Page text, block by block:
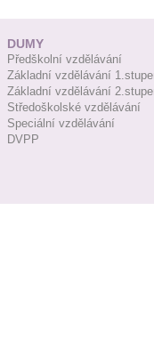
DUMY
Předškolní vzdělávání
Základní vzdělávání
Základní vzdělávání
Středoškolské vzdělávání
Speciální vzdělávání
DVPP